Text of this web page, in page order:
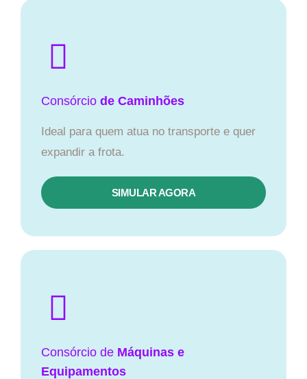
Consórcio de Caminhões
Ideal para quem atua no transporte e quer
expandir a frota.
SIMULAR AGORA
Consórcio de Máquinas e
Equipamentos